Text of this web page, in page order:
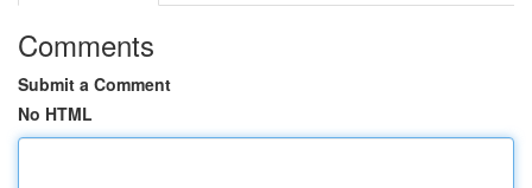
Comments
Submit a Comment
No HTML